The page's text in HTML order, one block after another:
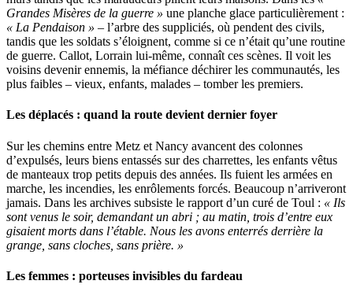
Grandes Misères de la guerre » une planche glace particulièrement :
« La Pendaison » – l’arbre des suppliciés, où pendent des civils,
tandis que les soldats s’éloignent, comme si ce n’était qu’une routine
de guerre. Callot, Lorrain lui-même, connaît ces scènes. Il voit les
voisins devenir ennemis, la méfiance déchirer les communautés, les
plus faibles – vieux, enfants, malades – tomber les premiers.
Les déplacés : quand la route devient dernier foyer
Sur les chemins entre Metz et Nancy avancent des colonnes
d’expulsés, leurs biens entassés sur des charrettes, les enfants vêtus
de manteaux trop petits depuis des années. Ils fuient les armées en
marche, les incendies, les enrôlements forcés. Beaucoup n’arriveront
jamais. Dans les archives subsiste le rapport d’un curé de Toul : « Ils
sont venus le soir, demandant un abri ; au matin, trois d’entre eux
gisaient morts dans l’étable. Nous les avons enterrés derrière la
grange, sans cloches, sans prière. »
Les femmes : porteuses invisibles du fardeau